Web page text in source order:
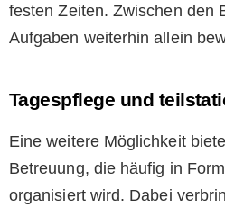
festen Zeiten. Zwischen den
Aufgaben weiterhin allein
Tagespflege und
Eine weitere Möglichkeit
Betreuung, die häufig in
organisiert wird. Dabei